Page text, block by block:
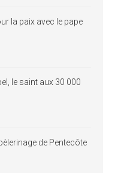
la paix avec le pape
le saint aux 30 000
de Pentecôte